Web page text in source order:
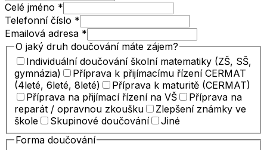
Celé jméno *
Telefonní číslo *
Emailová adresa *
O jaký druh doučování máte zájem?
Individuální doučování školní matematiky (ZŠ, SŠ,
gymnázia)
Příprava k přijímacímu řízení CERMAT
(4leté, 6leté, 8leté)
Příprava k maturitě (CERMAT)
Příprava na přijímací řízení na VŠ
Příprava na
reparát / opravnou zkoušku
Zlepšení známky ve
škole
Skupinové doučování
Jiné
Forma doučování